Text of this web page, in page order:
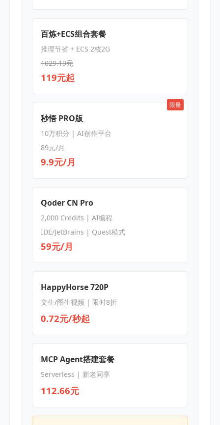
百炼+ECS组合套餐
推理节省 + ECS 2核2G
1029.19元
119元起
限量
秒悟 PRO版
10万积分 | AI创作平台
89元/月
9.9元/月
Qoder CN Pro
2,000 Credits | AI编程
IDE/JetBrains | Quest模式
59元/月
HappyHorse 720P
文生/图生视频 | 限时8折
0.72元/秒起
MCP Agent搭建套餐
Serverless | 新老同享
112.66元